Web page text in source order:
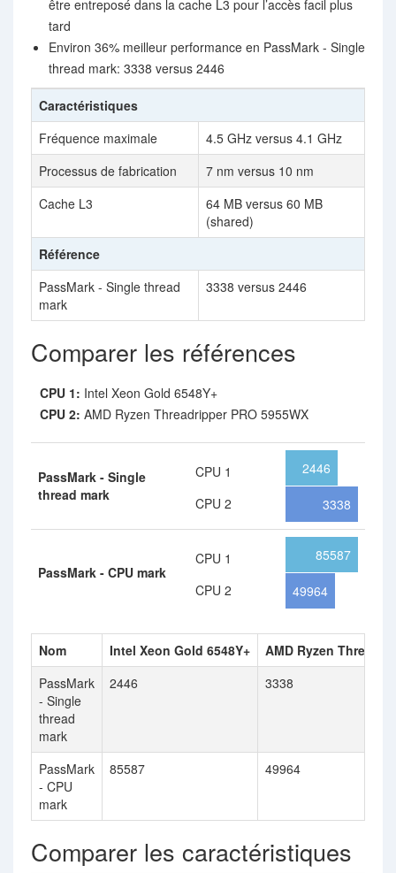
être entreposé dans la cache L3 pour l’accès facil plus
tard
Environ 36% meilleur performance en PassMark - Single
thread mark: 3338 versus 2446
Caractéristiques
Fréquence maximale
4.5 GHz versus 4.1 GHz
Processus de fabrication
7 nm versus 10 nm
Cache L3
64 MB versus 60 MB
(shared)
Référence
PassMark - Single thread
mark
3338 versus 2446
Comparer les références
CPU 1: Intel Xeon Gold 6548Y+
CPU 2: AMD Ryzen Threadripper PRO 5955WX
PassMark - Single
thread mark
CPU 1
CPU 2
2446
3338
PassMark - CPU mark
CPU 1
CPU 2
85587
49964
Nom Intel Xeon Gold 6548Y+
AMD Ryzen
PassMark
- Single
thread
mark
2446 3338
PassMark
- CPU
mark
85587 49964
Comparer les caractéristiques